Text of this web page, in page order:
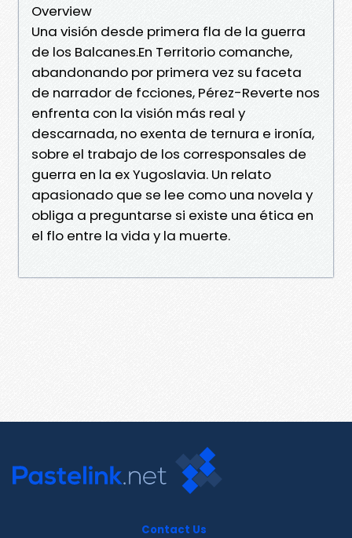
Overview
Una visión desde primera fla de la guerra
de los Balcanes.En Territorio comanche,
abandonando por primera vez su faceta
de narrador de fcciones, Pérez-Reverte nos
enfrenta con la visión más real y
descarnada, no exenta de ternura e ironía,
sobre el trabajo de los corresponsales de
guerra en la ex Yugoslavia. Un relato
apasionado que se lee como una novela y
obliga a preguntarse si existe una ética en
el flo entre la vida y la muerte.
Contact Us